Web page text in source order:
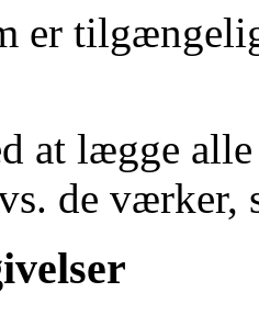
er
at lægge
de værker,